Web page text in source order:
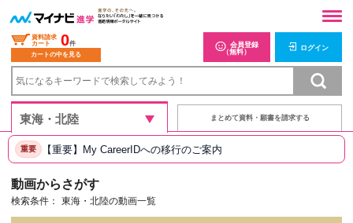
資料請求
カート
0件
カートの中を見る
会員登録
（無料）
ログイン
まとめて資料・願書を請求する
重要 【重要】My CareerIDへの移行のご案内
動画からさがす
検索条件： 東海・北陸の動画一覧